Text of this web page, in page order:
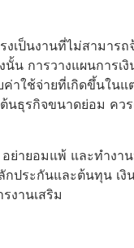
ป็นงานที่ไม่สามารถ
น การวางแผนการเงิ
าใช้จ่ายที่เกิดขึ้นในแ
นธุรกิจขนาดย่อม ควร
ย่ายอมแพ้ และทำงา
ประกันและต้นทุน เงิ
งานเสริม